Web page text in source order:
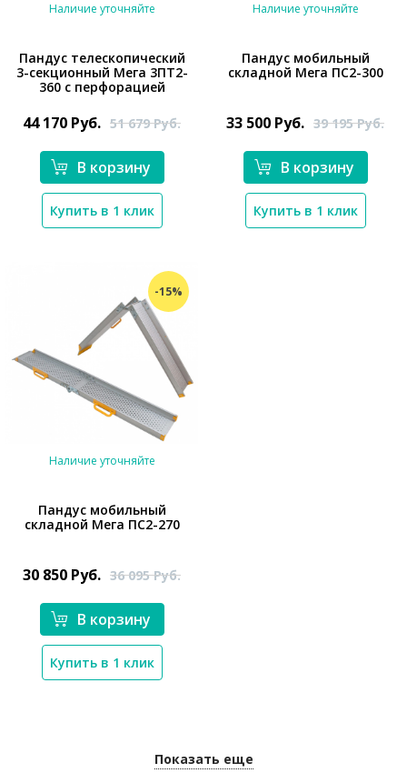
*}
Наличие уточняйте
Пандус телескопический
3-секционный Мега 3ПТ2-
360 с перфорацией
44 170 Руб. 51 679Руб.
В корзину
Купить в 1 клик
Наличие уточняйте
Пандус мобильный
складной Мега ПС2-300
33 500 Руб. 39 195Руб.
В корзину
Купить в 1 клик
-15%
Наличие уточняйте
Пандус мобильный
складной Мега ПС2-270
30 850 Руб. 36 095Руб.
В корзину
Купить в 1 клик
Показать еще